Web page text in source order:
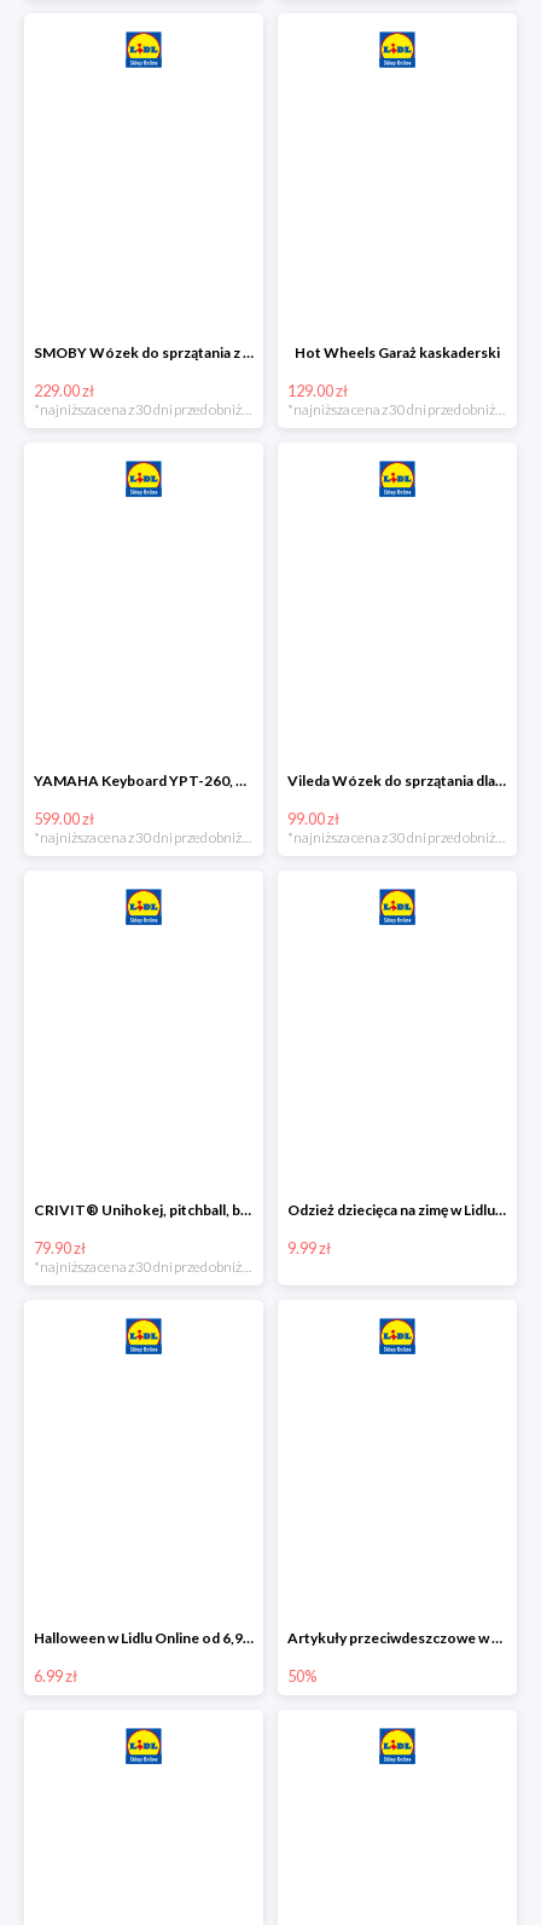
SMOBY Wózek do sprzątania z odkurzaczem
229.00 zł
Hot Wheels Garaż kaskaderski
129.00 zł
YAMAHA Keyboard YPT-260, 61 klawiszy
599.00 zł
*najniższa cena z 30 dni przed obniżką
Vileda Wózek do sprzątania dla dzieci
99.00 zł
*najniższa cena z 30 dni przed obniżką
CRIVIT® Unihokej, pitchball, bean bag lub disc golf
79.90 zł
Odzież dziecięca na zimę w Lidlu Online od 9,99 zł
9.99 zł
Halloween w Lidlu Online od 6,99 zł
6.99 zł
Artykuły przeciwdeszczowe w Lodilu Online do -50%
50%